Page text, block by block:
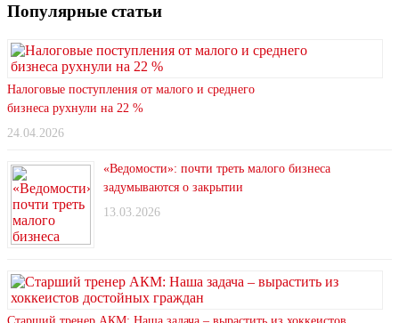
Популярные статьи
Налоговые поступления от малого и среднего
бизнеса рухнули на 22 %
24.04.2026
«Ведомости»: почти треть малого бизнеса
задумываются о закрытии
13.03.2026